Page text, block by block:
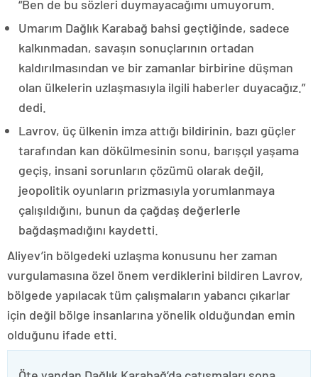
“Ben de bu sözleri duymayacağımı umuyorum.
Umarım Dağlık Karabağ bahsi geçtiğinde, sadece
kalkınmadan, savaşın sonuçlarının ortadan
kaldırılmasından ve bir zamanlar birbirine düşman
olan ülkelerin uzlaşmasıyla ilgili haberler duyacağız.”
dedi.
Lavrov, üç ülkenin imza attığı bildirinin, bazı güçler
tarafından kan dökülmesinin sonu, barışçıl yaşama
geçiş, insani sorunların çözümü olarak değil,
jeopolitik oyunların prizmasıyla yorumlanmaya
çalışıldığını, bunun da çağdaş değerlerle
bağdaşmadığını kaydetti.
Aliyev’in bölgedeki uzlaşma konusunu her zaman
vurgulamasına özel önem verdiklerini bildiren Lavrov,
bölgede yapılacak tüm çalışmaların yabancı çıkarlar
için değil bölge insanlarına yönelik olduğundan emin
olduğunu ifade etti.